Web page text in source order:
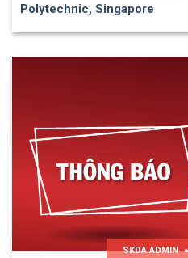
Polytechnic, Singapore
SKDA ADMIN